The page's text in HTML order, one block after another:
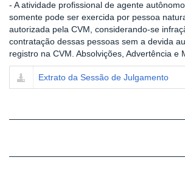
- A atividade profissional de agente
somente pode ser exercida por pessoa
autorizada pela CVM, considerando-se
contratação dessas pessoas sem a devida
registro na CVM. Absolvições, Advertência e
Extrato da Sessão de Julgamento